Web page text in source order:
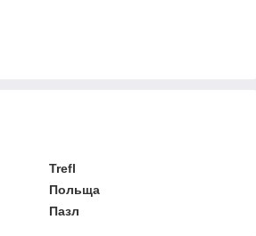
Trefl
Польща
Пазл